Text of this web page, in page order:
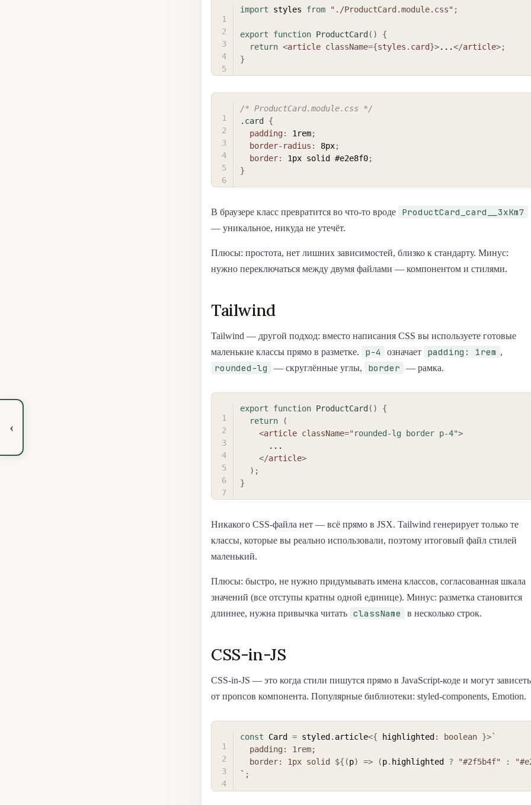
‹
import styles from "./ProductCard.module.css" ;
export function ProductCard ( )
{
return <article className={styles . card}>...</article>;
}
/* ProductCard.module.css */
.card
{
padding: 1rem;
border-radius : 8px;
border: 1px solid #e2e8f0;
}
В браузере класс превратится во что-то вроде ProductCard_card__3xKm7
— уникальное, никуда не утечёт.
Плюсы: простота, нет лишних зависимостей, близко к стандарту. Минус:
нужно переключаться между двумя файлами — компонентом и стилями.
Tailwind
Tailwind — другой подход: вместо написания CSS вы используете готовые
маленькие классы прямо в разметке.
p-4 означает padding: 1rem ,
rounded-lg — скруглённые углы, border — рамка.
export function ProductCard ( )
{
return
(
<article className=" rounded-lg border p-4">
</article>
) ;
}
Никакого CSS-файла нет — всё прямо в JSX. Tailwind генерирует только те
классы, которые вы реально использовали, поэтому итоговый файл стилей
маленький.
Плюсы: быстро, не нужно придумывать имена классов, согласованная шкала
значений (все отступы кратны одной единице). Минус: разметка становится
длиннее, нужна привычка читать className в несколько строк.
CSS-in-JS
CSS-in-JS — это когда стили пишутся прямо в JavaScript-коде и могут зависеть
от пропсов компонента. Популярные библиотеки: styled-components, Emotion.
const Card = styled . article<{ highlighted : boolean }>`
  border: 1px solid
${ (p) => (p. highlighted ? "#2f5b4f" :
` ;